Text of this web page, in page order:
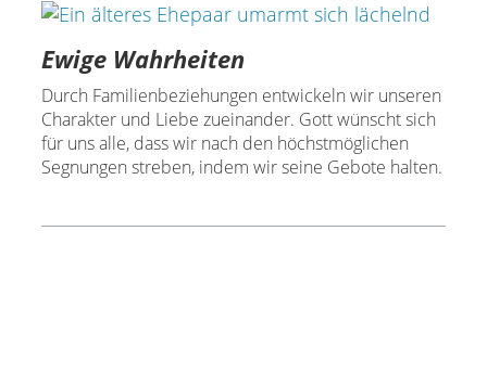
Ewige Wahrheiten
Durch Familienbeziehungen entwickeln wir unseren
Charakter und Liebe zueinander. Gott wünscht sich
für uns alle, dass wir nach den höchstmöglichen
Segnungen streben, indem wir seine Gebote halten.